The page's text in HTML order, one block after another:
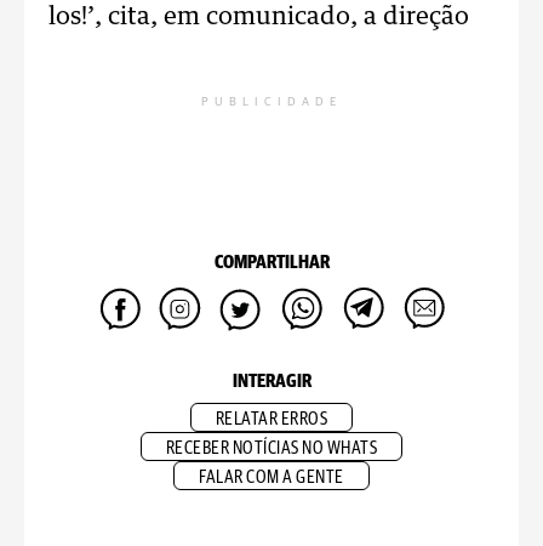
los!’, cita, em comunicado, a direção
PUBLICIDADE
COMPARTILHAR
INTERAGIR
RELATAR ERROS
RECEBER NOTÍCIAS NO WHATS
FALAR COM A GENTE